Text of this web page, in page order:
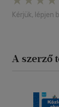
Kérjük, lépjen
A szerző